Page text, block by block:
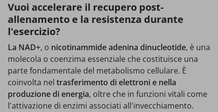
Vuoi accelerare il recupero post-
allenamento e la resistenza durante
l'esercizio?
La NAD+, o nicotinammide adenina dinucleotide, è una
molecola o coenzima essenziale che costituisce una
parte fondamentale del metabolismo cellulare. È
coinvolta nel trasferimento di elettroni e nella
produzione di energia, oltre che in funzioni vitali come
l'attivazione di enzimi associati all'invecchiamento.